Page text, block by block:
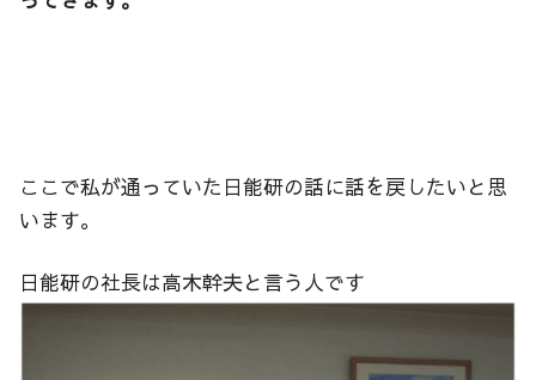
ここで私が通っていた日能研の話に話を戻したいと思
います。
日能研の社長は高木幹夫と言う人です